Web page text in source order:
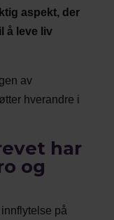
aspekt, der
å leve liv
av
hverandre i
har
og
på